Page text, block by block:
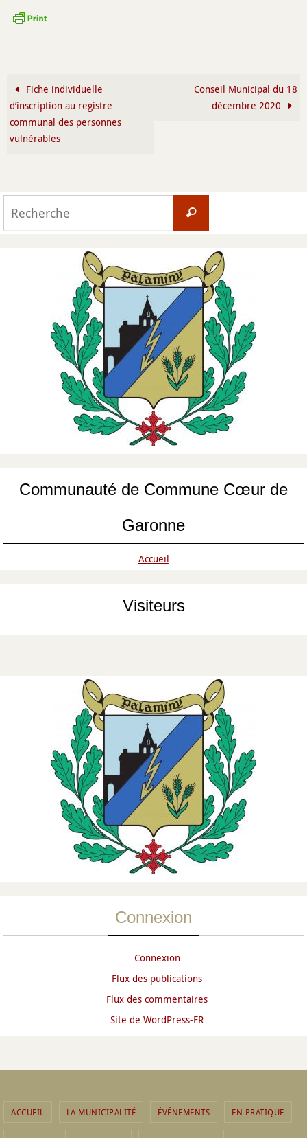
Fiche individuelle
d’inscription au registre
communal des personnes
vulnérables
Conseil Municipal du 18
décembre 2020
Recherche
Communauté de Commune Cœur de
Garonne
Accueil
Visiteurs
Connexion
Connexion
Flux des publications
Flux des commentaires
Site de WordPress-FR
ACCUEIL LA MUNICIPALITÉ ÉVÉNEMENTS EN PRATIQUE